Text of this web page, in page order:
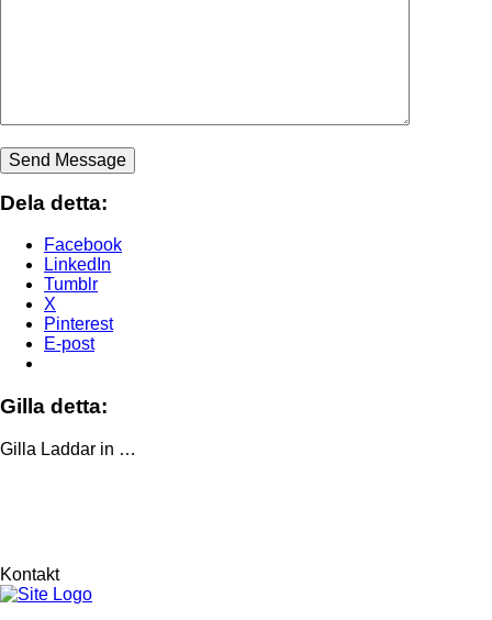
Dela detta:
Facebook
LinkedIn
Tumblr
X
Pinterest
E-post
Gilla detta:
Gilla Laddar in …
Kontakt